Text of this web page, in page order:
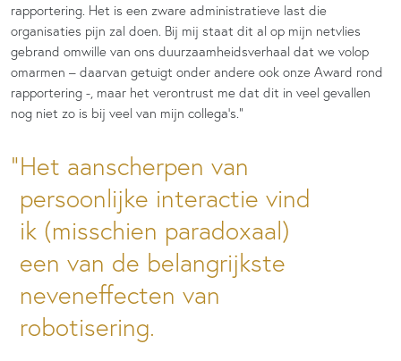
rapportering. Het is een zware administratieve last die
organisaties pijn zal doen. Bij mij staat dit al op mijn netvlies
gebrand omwille van ons duurzaamheidsverhaal dat we volop
omarmen – daarvan getuigt onder andere ook onze Award rond
rapportering -, maar het verontrust me dat dit in veel gevallen
nog niet zo is bij veel van mijn collega’s.”
Het aanscherpen van
persoonlijke interactie vind
ik (misschien paradoxaal)
een van de belangrijkste
neveneffecten van
robotisering.